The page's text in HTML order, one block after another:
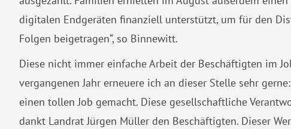
digitalen Endgeräten finanziell unterstützt, um für den
Folgen beigetragen“, so Binnewitt.
Diese nicht immer einfache Arbeit der Beschäftigten im
vergangenen Jahr erneuere ich an dieser Stelle sehr
einen tollen Job gemacht. Diese gesellschaftliche
dankt Landrat Jürgen Müller den Beschäftigten. Dieser